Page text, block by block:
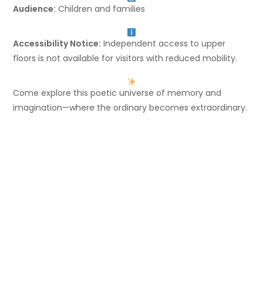
Audience: Children and families
Accessibility Notice: Independent access to upper
floors is not available for visitors with reduced mobility.
Come explore this poetic universe of memory and
imagination—where the ordinary becomes extraordinary.